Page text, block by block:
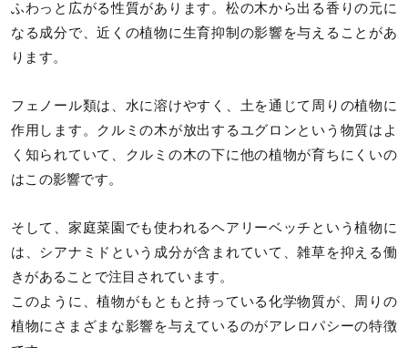
ふわっと広がる性質があります。松の木から出る香りの元に
なる成分で、近くの植物に生育抑制の影響を与えることがあ
ります。
フェノール類は、水に溶けやすく、土を通じて周りの植物に
作用します。クルミの木が放出するユグロンという物質はよ
く知られていて、クルミの木の下に他の植物が育ちにくいの
はこの影響です。
そして、家庭菜園でも使われるヘアリーベッチという植物に
は、シアナミドという成分が含まれていて、雑草を抑える働
きがあることで注目されています。
このように、植物がもともと持っている化学物質が、周りの
植物にさまざまな影響を与えているのがアレロパシーの特徴